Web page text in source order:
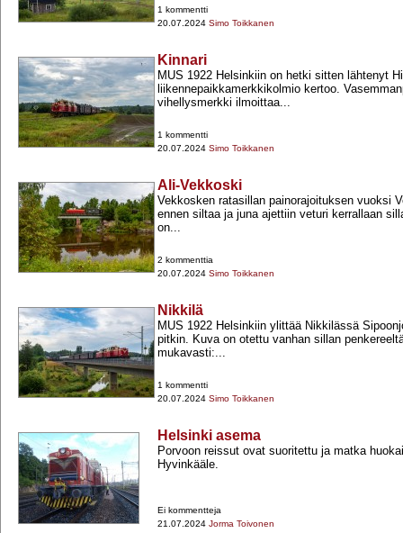
1 kommentti
20.07.2024 Simo Toikkanen
Kinnari
MUS 1922 Helsinkiin on hetki sitten lähtenyt
liikennepaikkamerkkikolmio kertoo.
vihellysmerkki ilmoittaa...
1 kommentti
20.07.2024 Simo Toikkanen
Ali-Vekkoski
Vekkosken ratasillan painorajoituksen vuoksi
ennen siltaa ja juna ajettiin veturi kerrallaan
on...
2 kommenttia
20.07.2024 Simo Toikkanen
Nikkilä
MUS 1922 Helsinkiin ylittää Nikkilässä
pitkin. Kuva on otettu vanhan sillan
mukavasti:...
1 kommentti
20.07.2024 Simo Toikkanen
Helsinki asema
Porvoon reissut ovat suoritettu ja matka
Hyvinkääle.
Ei kommentteja
21.07.2024 Jorma Toivonen